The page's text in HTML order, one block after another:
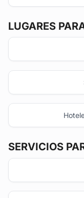
LUGARES
SERVICIOS